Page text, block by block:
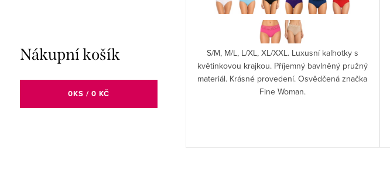
Nákupní košík
0KS / 0 KČ
S/M, M/L, L/XL, XL/XXL. Luxusní kalhotky s
květinkovou krajkou. Příjemný bavlněný pružný
materiál. Krásné provedení. Osvědčená značka
Fine Woman.